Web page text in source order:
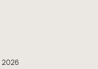
2026